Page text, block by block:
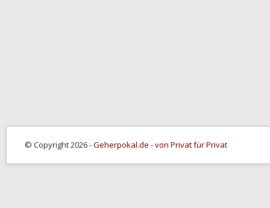
© Copyright 2026 -Geherpokal.de - von Privat für Privat